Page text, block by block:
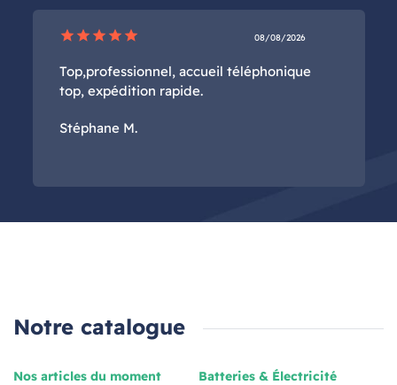
star star star star star 08/08/2026
Top,professionnel, accueil téléphonique
top, expédition rapide.
Stéphane M.
Notre catalogue
Nos articles du moment Batteries & Électricité